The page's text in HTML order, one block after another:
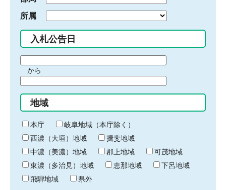
所属
入札公告日
間
始
り
から
間
終
わ
り
地域
本庁
岐阜地域（本庁除く）
西濃（大垣）地域
揖斐地域
中濃（美濃）地域
郡上地域
可茂地域
東濃（多治見）地域
恵那地域
下呂地域
飛騨地域
県外